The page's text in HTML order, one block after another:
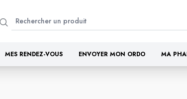
MES RENDEZ-VOUS ENVOYER MON ORDO MA